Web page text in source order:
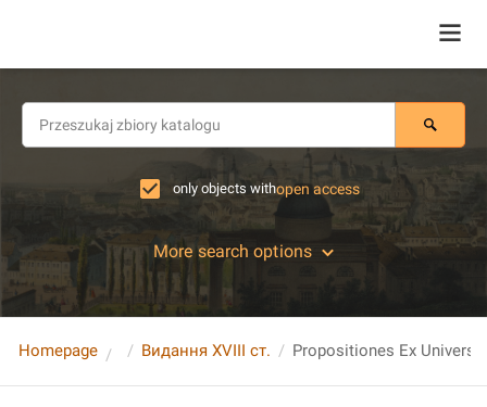
only objects withopen access
More search options
Homepage Видання XVIII ст.